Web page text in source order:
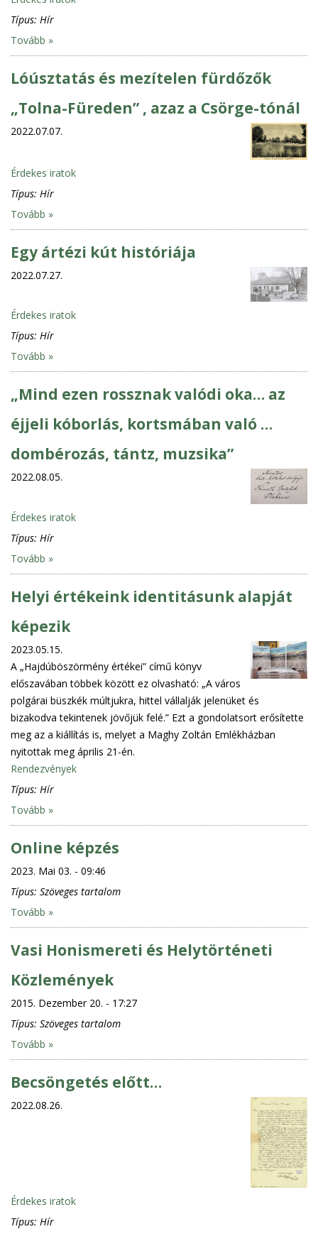
Típus: Hír
Tovább »
Lóúsztatás és mezítelen fürdőzők
„Tolna-Füreden” , azaz a Csörge-tónál
2022.07.07.
Érdekes iratok
Típus: Hír
Tovább »
Egy ártézi kút históriája
2022.07.27.
Érdekes iratok
Típus: Hír
Tovább »
„Mind ezen rossznak valódi oka… az
éjjeli kóborlás, kortsmában való …
dombérozás, tántz, muzsika”
2022.08.05.
Érdekes iratok
Típus: Hír
Tovább »
Helyi értékeink identitásunk alapját
képezik
2023.05.15.
A „Hajdúböszörmény értékei” című könyv
előszavában többek között ez olvasható: „A város
polgárai büszkék múltjukra, hittel vállalják jelenüket és
bizakodva tekintenek jövőjük felé.” Ezt a gondolatsort erősítette
meg az a kiállítás is, melyet a Maghy Zoltán Emlékházban
nyitottak meg április 21-én.
Rendezvények
Típus: Hír
Tovább »
Online képzés
2023. Mai 03. - 09:46
Típus: Szöveges tartalom
Tovább »
Vasi Honismereti és Helytörténeti
Közlemények
2015. Dezember 20. - 17:27
Típus: Szöveges tartalom
Tovább »
Becsöngetés előtt…
2022.08.26.
Érdekes iratok
Típus: Hír